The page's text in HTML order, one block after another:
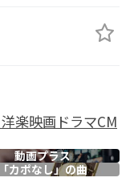
洋楽映画ドラマCM
動画プラス
「カポなし」の曲